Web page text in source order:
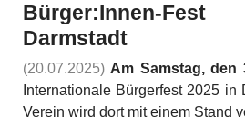
Bürger:Innen-
Darmstadt
(20.07.2025) Am Samstag, den
Internationale Bürgerfest 2025 in
Verein wird dort mit einem Stand